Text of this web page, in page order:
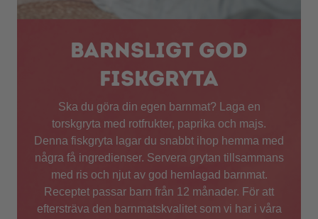
Barnsligt god
fiskgryta
Ska du göra din egen barnmat? Laga en
torskgryta med rotfrukter, paprika och majs.
Denna fiskgryta lagar du snabbt ihop hemma med
några få ingredienser. Servera grytan tillsammans
med ris och njut av god hemlagad barnmat.
Receptet passar barn från 12 månader. För att
eftersträva den barnmatskvalitet som vi har i våra